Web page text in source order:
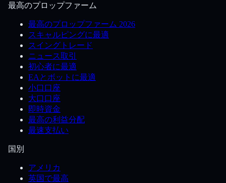
最高のプロップファーム
最高のプロップファーム 2026
スキャルピングに最適
スイングトレード
ニュース取引
初心者に最適
EAとボットに最適
小口口座
大口口座
即時資金
最高の利益分配
最速支払い
国別
アメリカ
英国で最高